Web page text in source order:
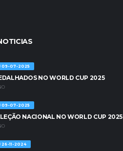
09-07-2025
NO WORLD CUP 2025
09-07-2025
NACIONAL NO WORLD CUP 2025
26-11-2024